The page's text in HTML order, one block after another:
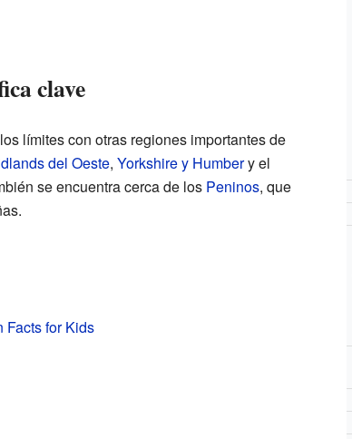
clave
límites con otras regiones importantes de
del Oeste, Yorkshire y Humbery el
se encuentra cerca de los Peninos, que
Facts for Kids